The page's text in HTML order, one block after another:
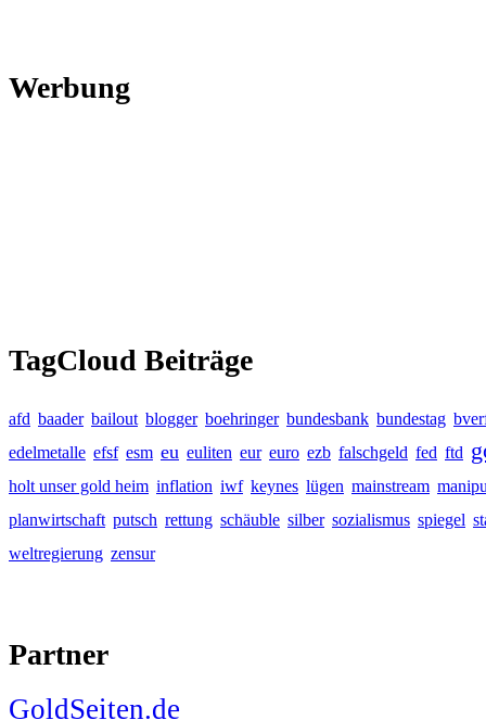
Werbung
TagCloud Beiträge
afd baader bailout blogger boehringer bundesbank bundestag
edelmetalle efsf esm eu euliten eur euro ezb falschgeld fed ftd
holt unser gold heim inflation iwf keynes lügen mainstream
planwirtschaft putsch rettung schäuble silber sozialismus spiegel
weltregierung zensur
Partner
GoldSeiten.de